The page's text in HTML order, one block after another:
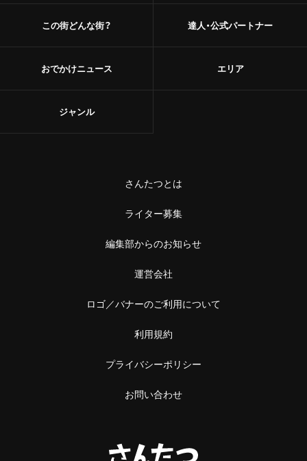
この街どんな街？
おでかけニュース
達人・公式パートナー
エリア
ジャンル
さんたつとは
ライター募集
編集部からのお知らせ
運営会社
ロゴ／バナーのご利用について
利用規約
プライバシーポリシー
お問い合わせ